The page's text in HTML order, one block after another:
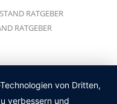
RATGEBER
RATGEBER
von Dritten,
verbessern und